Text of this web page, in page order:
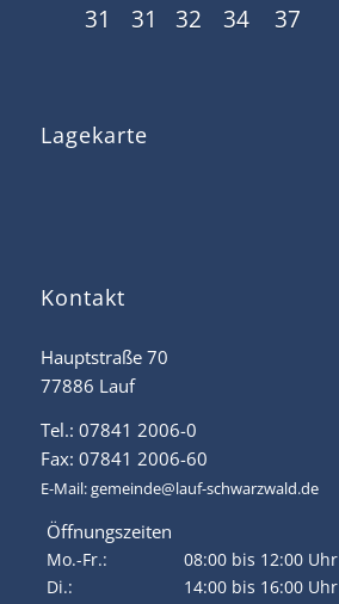
31 31 32 34 37
Lagekarte
Kontakt
Hauptstraße 70
77886 Lauf
Tel.: 07841 2006-0
Fax: 07841 2006-60
E-Mail:gemeinde@lauf-schwarzwald.de
Öffnungszeiten
Mo.-Fr.:
08:00 bis 12:00 Uhr
Di.:
14:00 bis 16:00 Uhr